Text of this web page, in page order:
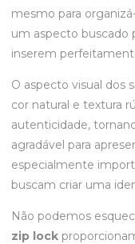
mesmo para
um aspecto buscado
inserem
O aspecto visual dos
cor natural e textura
autenticidade,
agradável para
especialmente
buscam criar uma
Não podemos
zip lock